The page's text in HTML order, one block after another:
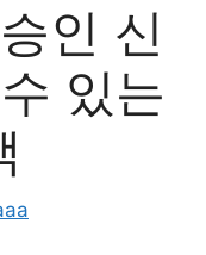
인 신
있는